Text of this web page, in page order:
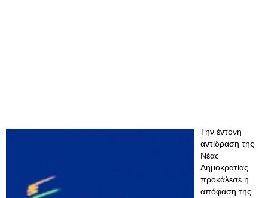
Την έντονη
αντίδραση της
Νέας
Δημοκρατίας
προκάλεσε η
απόφαση της